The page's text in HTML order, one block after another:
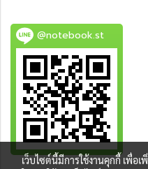
@notebook.st
เว็บไซต์นี้มีการใช้งานคุกกี้ เพื่